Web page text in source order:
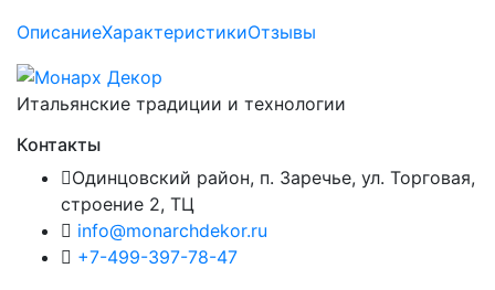
ОписаниеХарактеристикиОтзывы
Итальянские традиции и технологии
Контакты
Одинцовский район, п. Заречье, ул. Торговая,
строение 2, ТЦ
info@monarchdekor.ru
+7-499-397-78-47